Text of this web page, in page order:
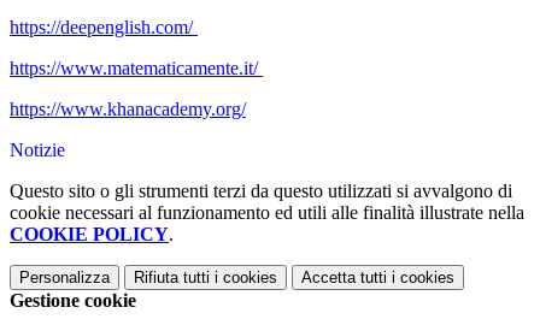
https://deepenglish.com/
https://www.matematicamente.it/
https://www.khanacademy.org/
Notizie
Questo sito o gli strumenti terzi da questo utilizzati si avvalgono di
cookie necessari al funzionamento ed utili alle finalità illustrate nella
COOKIE POLICY.
Personalizza Rifiuta tutti i cookies Accetta tutti i cookies
Gestione cookie